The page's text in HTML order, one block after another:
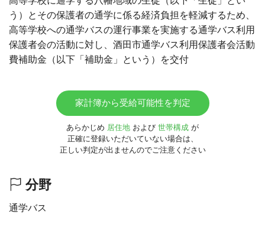
う）とその保護者の通学に係る経済負担を軽減するため、
高等学校への通学バスの運行事業を実施する通学バス利用
保護者会の活動に対し、酒田市通学バス利用保護者会活動
費補助金（以下「補助金」という）を交付
家計簿から受給可能性を判定
あらかじめ 居住地 および 世帯構成 が
正確に登録いただいていない場合は、
正しい判定が出ませんのでご注意ください
分野
通学バス